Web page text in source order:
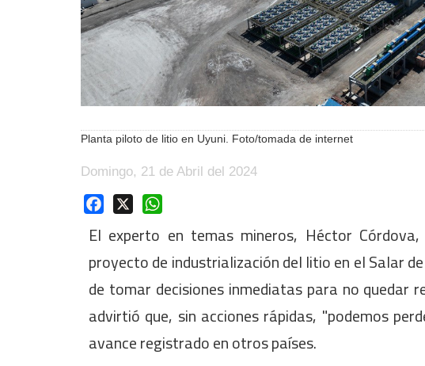
Planta piloto de litio en Uyuni. Foto/tomada de internet
Domingo, 21 de Abril del 2024
Facebook
El experto en temas mineros, Héctor
proyecto de industrialización del litio en el Salar
de tomar decisiones inmediatas para no quedar
advirtió que, sin acciones rápidas, "podemos
avance registrado en otros países.